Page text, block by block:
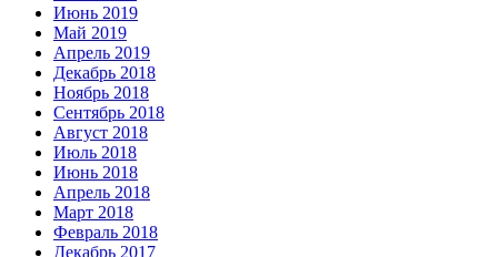
Июнь 2019
Май 2019
Апрель 2019
Декабрь 2018
Ноябрь 2018
Сентябрь 2018
Август 2018
Июль 2018
Июнь 2018
Апрель 2018
Март 2018
Февраль 2018
Декабрь 2017